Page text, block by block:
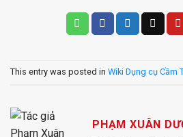
This entry was posted in Wiki Dụng cụ Cầm
PHẠM XUÂN